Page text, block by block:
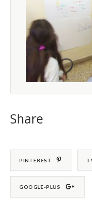
Share
PINTEREST
GOOGLE-PLUS